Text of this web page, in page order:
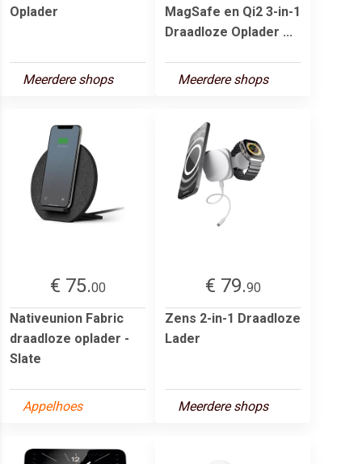
Oplader
Meerdere shops
MagSafe en Qi2 3-in-1
Draadloze Oplader ...
Meerdere shops
€ 75.00
Nativeunion Fabric
draadloze oplader -
Slate
Appelhoes
€ 79.90
Zens 2-in-1 Draadloze
Lader
Meerdere shops